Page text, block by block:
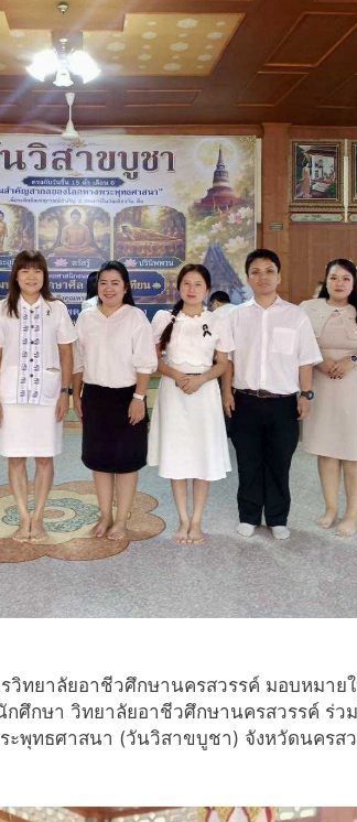
วิทยาลัยอาชีวศึกษานครสวรรค์ มอบหมาย
ศึกษา วิทยาลัยอาชีวศึกษานครสวรรค์ ร่วม
พุทธศาสนา (วันวิสาขบูชา) จังหวัดนครสว